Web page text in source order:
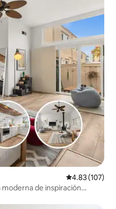
Calificación
4.83 (107)
de inspiración